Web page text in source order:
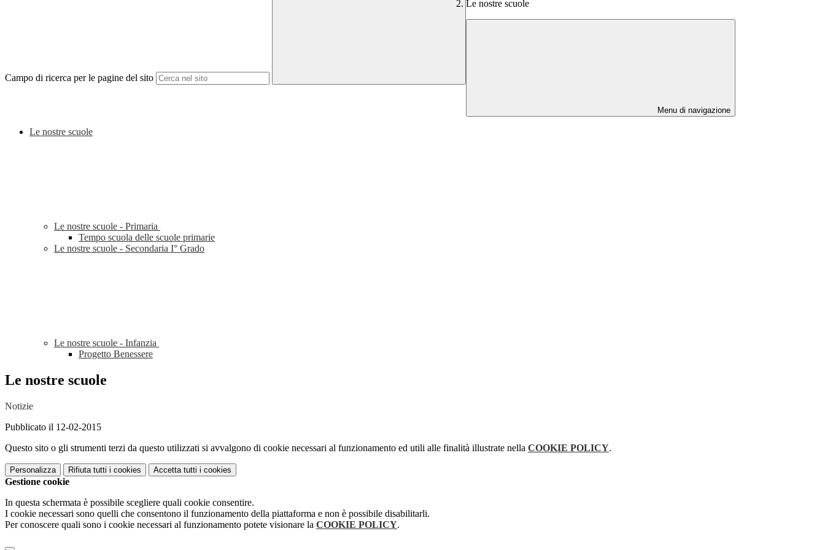
Campo di ricerca per le pagine del sito
Le nostre scuole
Menu di navigazione
Le nostre scuole
Le nostre scuole - Primaria
Tempo scuola delle scuole primarie
Le nostre scuole - Secondaria I° Grado
Le nostre scuole - Infanzia
Progetto Benessere
Le nostre scuole
Notizie
Pubblicato il 12-02-2015
Questo sito o gli strumenti terzi da questo utilizzati si avvalgono di cookie necessari al funzionamento ed utili alle finalità illustrate nella COOKIE POLICY.
Personalizza Rifiuta tutti i cookies Accetta tutti i cookies
Gestione cookie
In questa schermata è possibile scegliere quali cookie consentire.
I cookie necessari sono quelli che consentono il funzionamento della piattaforma e non è possibile disabilitarli.
Per conoscere quali sono i cookie necessari al funzionamento potete visionare la COOKIE POLICY.